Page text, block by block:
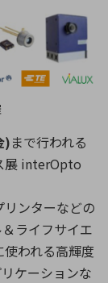
)まで行われる
展 interOpto
ンターなどの
ライフサイエ
われる高輝度
ケーションな